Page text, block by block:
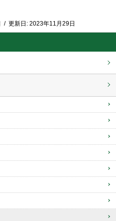
/ 更新日: 2023年11月29日